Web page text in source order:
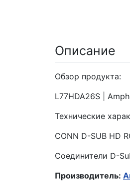
Описание
Обзор продукта:
L77HDA26S |
Технические
CONN D-SUB HD
Соединители D-
Производитель: